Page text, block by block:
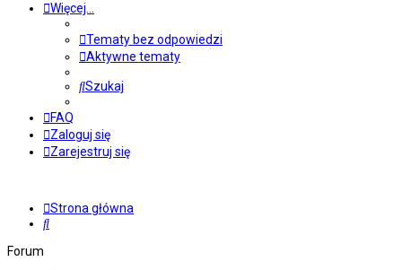
Więcej…
Tematy bez odpowiedzi
Aktywne tematy
Szukaj
FAQ
Zaloguj się
Zarejestruj się
Strona główna
Szukaj
Forum